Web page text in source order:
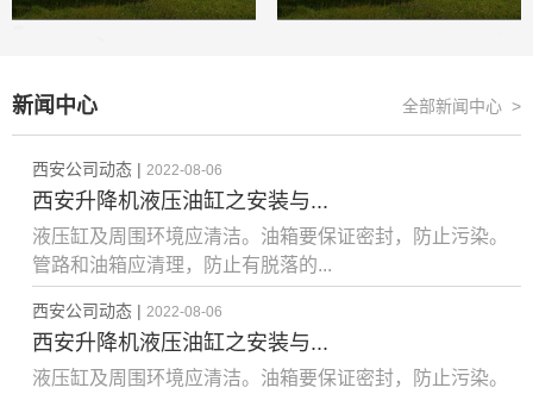
新闻中心 全部新闻中心 >
西安公司动态 | 2022-08-06
西安升降机液压油缸之安装与...
液压缸及周围环境应清洁。油箱要保证密封，防止污染。
管路和油箱应清理，防止有脱落的...
西安公司动态 | 2022-08-06
西安升降机液压油缸之安装与...
液压缸及周围环境应清洁。油箱要保证密封，防止污染。